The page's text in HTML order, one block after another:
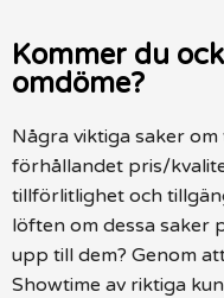
Kommer du
omdöme?
Några viktiga saker
förhållandet pris/
tillförlitlighet och
löften om dessa saker
upp till dem? Genom
Showtime av riktiga